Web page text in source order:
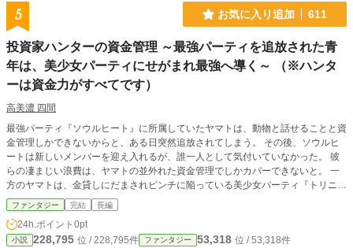
気持ちで始めた挑戦です。笑 第一幕【勇者が仲間になりたそうにこちらを見て
いる】 第二幕【～五大王国合同サミット～】 第三幕【～ただ一人の反逆者～】
第四幕【～連合軍ｖｓ連合軍～】 第五幕【～破滅の三大魔獣神～】
5 お気に入り追加 611
投資家ハンターの資金管理 ～最強パーティを追放された青
年は、美少女パーティにせがまれ最強へ導く～ （※ハンタ
ーは資金力がすべてです）
高美濃 四間
最強パーティ『ソウルヒート』に所属していたヤマトは、動物と話せることと資
金管理しかできないからと、ある日突然追放されてしまう。 その後、ソウルヒ
ートは新しいメンバーを迎え入れるが、誰一人として気付いていなかった。 彼
らの凄まじい浪費は、ヤマトの並外れた資金管理でしかカバーできないと。 一
方のヤマトは、金貸しにだまされピンチに陥っている美少女パーティ『トリニテ
ィスイーツ』を助けると、彼女たちからせがまれ、最強パーティの元メンバーと
してアドバイスと資金管理をすることに。 彼はオリジナルの手法をいかし、美
少女たちときゃっきゃうふふしながら、最強のハンターパーティへと導いてい
く。 やがて、ソウルヒートは資金不足で弱体化していき、ヤマトへ牙をむくが
ファンタジー 完結 長編
24h.ポイント 0pt
小説 228,795 位 / 228,795件 ファンタジー 53,318 位 / 53,318件